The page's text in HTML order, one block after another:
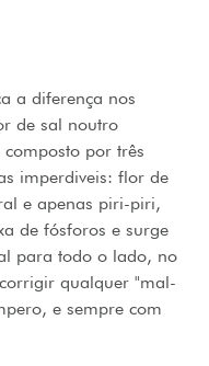
a diferença nos
de sal noutro
por três
imperdiveis: flor de
e apenas piri-piri,
de fósforos e surge
para todo o lado, no
qualquer "mal-
e sempre com